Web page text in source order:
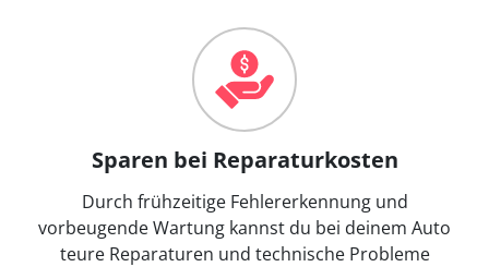
Sparen bei Reparaturkosten
Durch frühzeitige Fehlererkennung und
vorbeugende Wartung kannst du bei deinem Auto
teure Reparaturen und technische Probleme